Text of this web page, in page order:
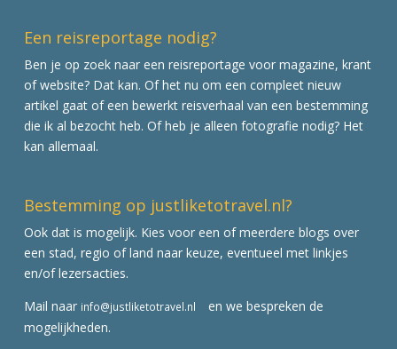
Een reisreportage nodig?
Ben je op zoek naar een reisreportage voor magazine, krant
of website? Dat kan. Of het nu om een compleet nieuw
artikel gaat of een bewerkt reisverhaal van een bestemming
die ik al bezocht heb. Of heb je alleen fotografie nodig? Het
kan allemaal.
Bestemming op justliketotravel.nl?
Ook dat is mogelijk. Kies voor een of meerdere blogs over
een stad, regio of land naar keuze, eventueel met linkjes
en/of lezersacties.
Mail naar info@justliketotravel.nl
en we bespreken de
mogelijkheden.